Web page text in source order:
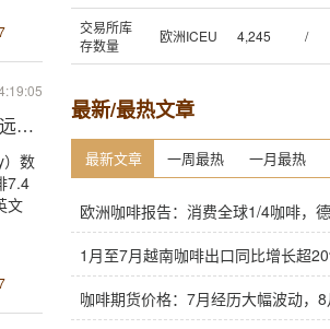
超美国
）数
7.4
文
交易所库
存数量
欧洲ICEU 4,245 /
最新/最热文章
最新文章 一周最热 一月最热